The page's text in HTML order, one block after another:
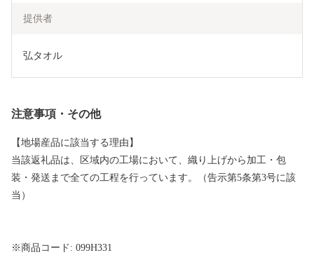
提供者
弘タオル
注意事項・その他
【地場産品に該当する理由】
当該返礼品は、区域内の工場において、織り上げから加工・包
装・発送まで全ての工程を行っています。（告示第5条第3号に該
当）
※商品コード: 099H331